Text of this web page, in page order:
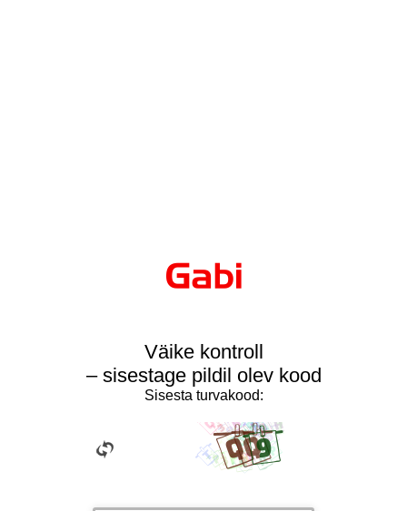
Väike kontroll
– sisestage pildil olev kood
Sisesta turvakood: